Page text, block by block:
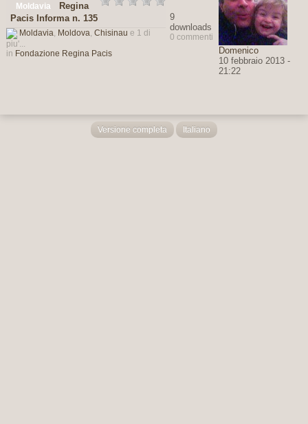
Moldavia
Regina
Pacis Informa n. 135
Moldavia Moldova Chisinau e 1 di
piu'...
in Fondazione Regina Pacis
9
downloads
0 commenti
Domenico
10 febbraio 2013 -
21:22
Versione completa Italiano